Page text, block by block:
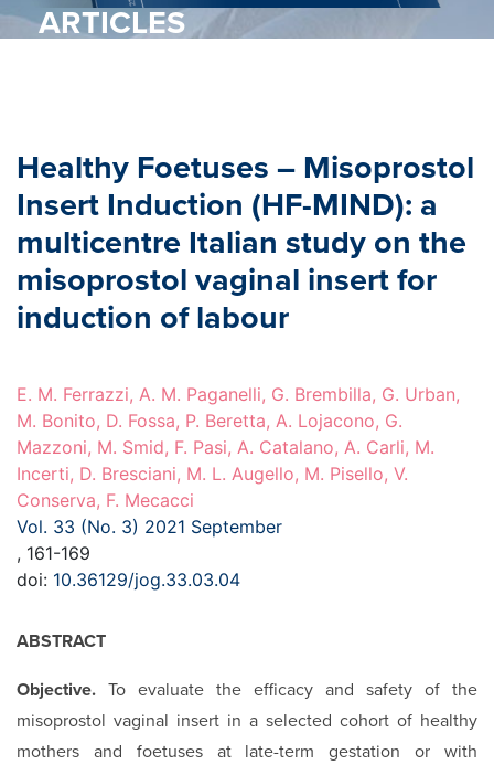
ARTICLES
Healthy Foetuses – Misoprostol
Insert Induction (HF-MIND): a
multicentre Italian study on the
misoprostol vaginal insert for
induction of labour
E. M. Ferrazzi, A. M. Paganelli, G. Brembilla, G. Urban,
M. Bonito, D. Fossa, P. Beretta, A. Lojacono, G.
Mazzoni, M. Smid, F. Pasi, A. Catalano, A. Carli, M.
Incerti, D. Bresciani, M. L. Augello, M. Pisello, V.
Conserva, F. Mecacci
Vol. 33 (No. 3) 2021 September
, 161-169
doi: 10.36129/jog.33.03.04
ABSTRACT
Objective. To evaluate the efficacy and safety of the
misoprostol vaginal insert in a selected cohort of healthy
mothers and foetuses at late-term gestation or with